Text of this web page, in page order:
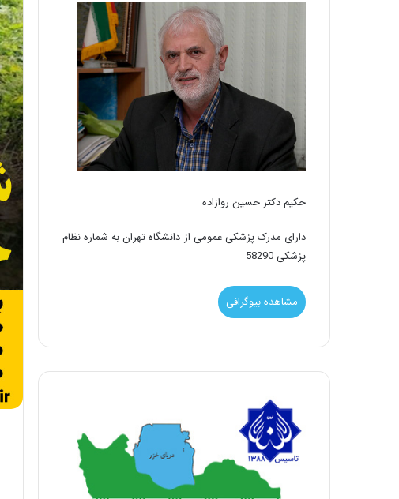
حکیم دکتر حسین روازاده
دارای مدرک پزشکی عمومی از دانشگاه تهران به شماره نظام
پزشکی 58290
مشاهده بیوگرافی